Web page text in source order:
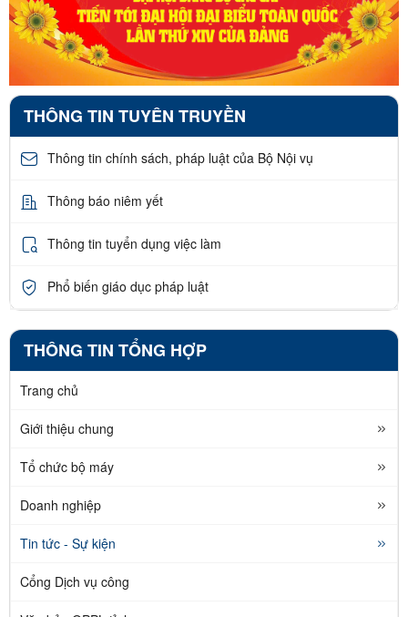
THÔNG TIN TUYÊN TRUYỀN
Thông tin chính sách, pháp luật của Bộ Nội vụ
Thông báo niêm yết
Thông tin tuyển dụng việc làm
Phổ biến giáo dục pháp luật
THÔNG TIN TỔNG HỢP
Trang chủ
Giới thiệu chung
Tổ chức bộ máy
Doanh nghiệp
Tin tức - Sự kiện
Cổng Dịch vụ công